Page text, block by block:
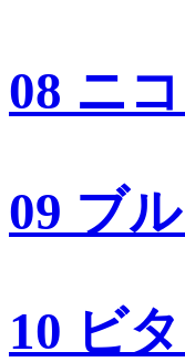
08 ニ
09 ブ
10 ビ